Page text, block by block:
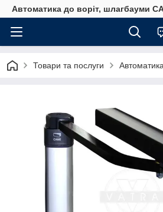
Автоматика до воріт, шлагбауми
Товари та послуги